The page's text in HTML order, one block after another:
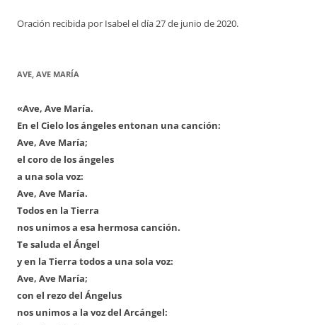
Oración recibida por Isabel el día 27 de junio de 2020.
AVE, AVE MARÍA
«Ave, Ave María.
En el Cielo los ángeles entonan una canción:
Ave, Ave María;
el coro de los ángeles
a una sola voz:
Ave, Ave María.
Todos en la Tierra
nos unimos a esa hermosa canción.
Te saluda el Ángel
y en la Tierra todos a una sola voz:
Ave, Ave María;
con el rezo del Ángelus
nos unimos a la voz del Arcángel: